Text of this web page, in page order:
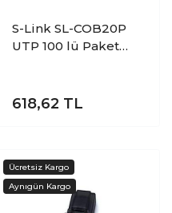
S-Link SL-COB20P
UTP 100 lü Paket
618,62 TL